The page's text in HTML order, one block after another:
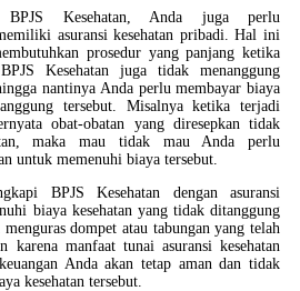
Kesehatan, Anda juga perlu
asuransi kesehatan pribadi. Hal ini
prosedur yang panjang ketika
Kesehatan juga tidak menanggung
nantinya Anda perlu membayar biaya
tersebut. Misalnya ketika terjadi
obat-obatan yang diresepkan tidak
maka mau tidak mau Anda perlu
untuk memenuhi biaya tersebut.
BPJS Kesehatan dengan asuransi
biaya kesehatan yang tidak ditanggung
dompet atau tabungan yang telah
karena manfaat tunai asuransi kesehatan
Anda akan tetap aman dan tidak
kesehatan tersebut.